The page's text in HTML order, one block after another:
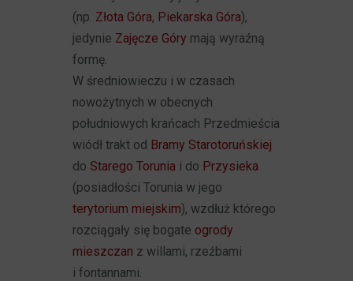
(np. Złota Góra, Piekarska Góra),
jedynie Zajęcze Góry mają wyraźną
formę.
W średniowieczu i w czasach
nowożytnych w obecnych
południowych krańcach Przedmieścia
wiódł trakt od Bramy Starotoruńskiej
do Starego Torunia i do Przysieka
(posiadłości Torunia w jego
terytorium miejskim), wzdłuż którego
rozciągały się bogate ogrody
mieszczan z willami, rzeźbami
i fontannami.